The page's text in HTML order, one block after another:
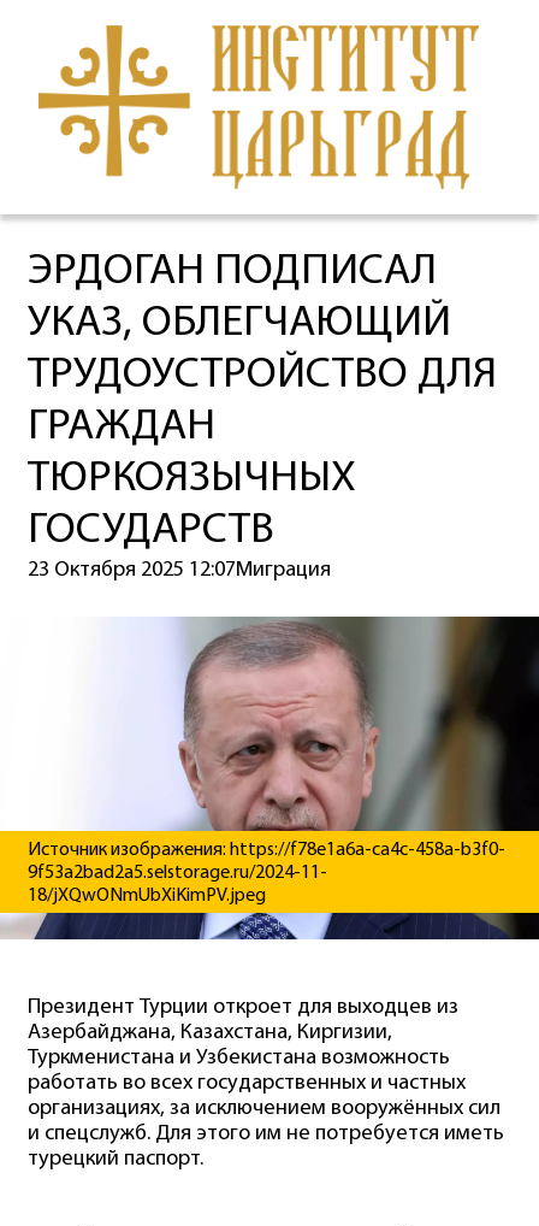
ЭРДОГАН ПОДПИСАЛ
УКАЗ, ОБЛЕГЧАЮЩИЙ
ТРУДОУСТРОЙСТВО ДЛЯ
ГРАЖДАН
ТЮРКОЯЗЫЧНЫХ
ГОСУДАРСТВ
23 Октября 2025 12:07Миграция
Источник изображения: https://f78e1a6a-ca4c-458a-b3f0-
9f53a2bad2a5.selstorage.ru/2024-11-
18/jXQwONmUbXiKimPV.jpeg
Президент Турции откроет для выходцев из
Азербайджана, Казахстана, Киргизии,
Туркменистана и Узбекистана возможность
работать во всех государственных и частных
организациях, за исключением вооружённых сил
и спецслужб. Для этого им не потребуется иметь
турецкий паспорт.